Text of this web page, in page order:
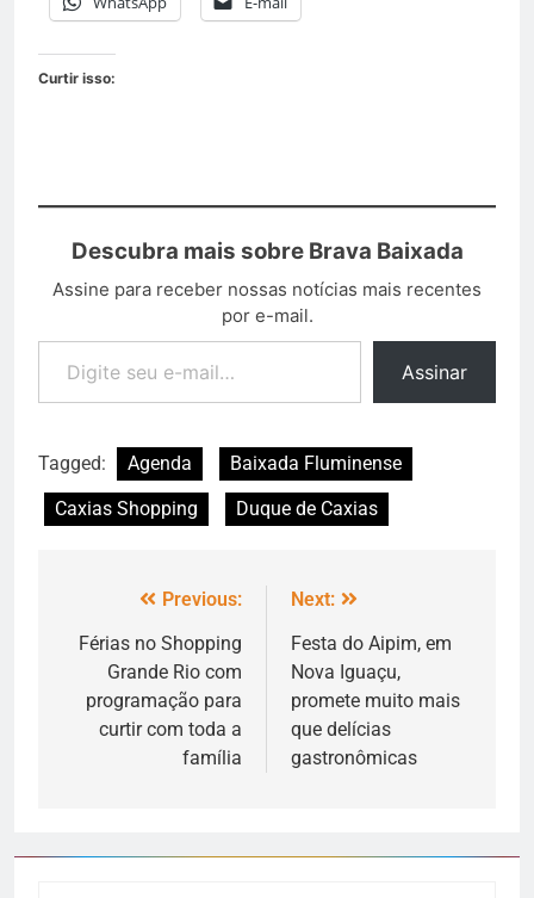
Curtir isso:
Descubra mais sobre Brava Baixada
Assine para receber nossas notícias mais recentes
por e-mail.
Assinar
Tagged: Agenda
Baixada Fluminense
Caxias Shopping
Duque de Caxias
Previous:
Férias no Shopping
Grande Rio com
programação para
curtir com toda a
família
Next:
Festa do Aipim, em
Nova Iguaçu,
promete muito mais
que delícias
gastronômicas